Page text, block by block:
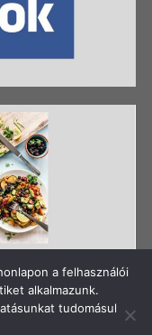
Kázmér
a felhasználói
alkalmazunk.
tudomásul